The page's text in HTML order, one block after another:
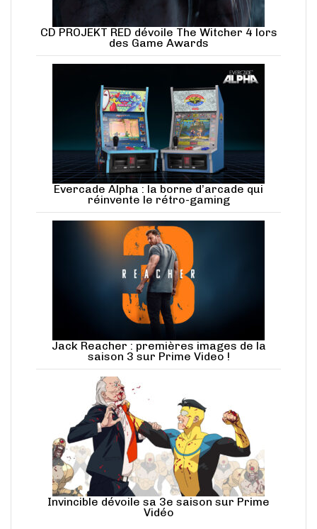
CD PROJEKT RED dévoile The Witcher 4 lors
des Game Awards
Evercade Alpha : la borne d’arcade qui
réinvente le rétro-gaming
Jack Reacher : premières images de la
saison 3 sur Prime Video !
Invincible dévoile sa 3e saison sur Prime
Vidéo